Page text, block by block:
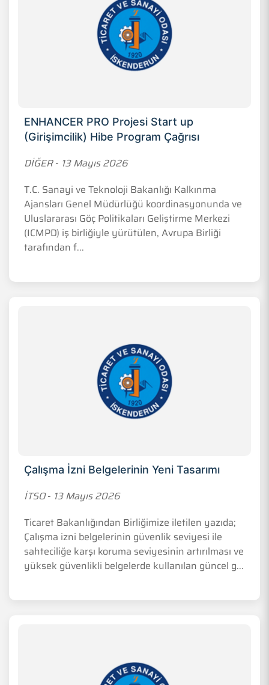
ENHANCER PRO Projesi Start up
(Girişimcilik) Hibe Program Çağrısı
DİĞER- 13 Mayıs 2026
T.C. Sanayi ve Teknoloji Bakanlığı Kalkınma
Ajansları Genel Müdürlüğü koordinasyonunda ve
Uluslararası Göç Politikaları Geliştirme Merkezi
(ICMPD) iş birliğiyle yürütülen, Avrupa Birliği
tarafından f...
Çalışma İzni Belgelerinin Yeni Tasarımı
İTSO- 13 Mayıs 2026
Ticaret Bakanlığından Birliğimize iletilen yazıda;
Çalışma izni belgelerinin güvenlik seviyesi ile
sahteciliğe karşı koruma seviyesinin artırılması ve
yüksek güvenlikli belgelerde kullanılan güncel g...